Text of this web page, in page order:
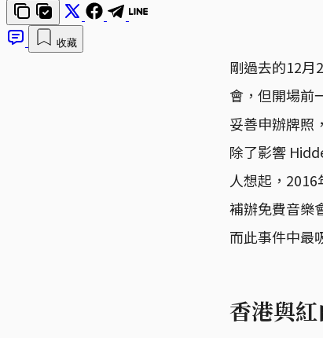
收藏
剛過去的12月
會，但開場前
妥善申辦牌照
除了影響
人想起，
補辦免費音樂
而此事件中最
香港與